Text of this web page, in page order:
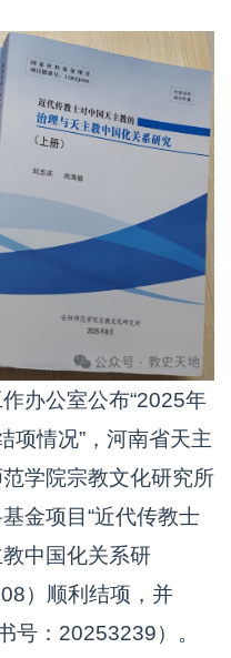
办公室公布“2025年
项情况”，河南省天主
学院宗教文化研究所
金项目“近代传教士
中国化关系研
）顺利结项，并
号：20253239）。